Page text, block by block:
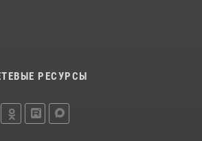
РЕСУРСЫ